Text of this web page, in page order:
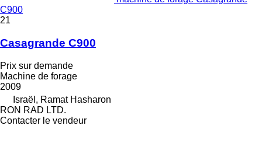
C900
21
Casagrande C900
Prix sur demande
Machine de forage
2009
Israël, Ramat Hasharon
RON RAD LTD.
Contacter le vendeur